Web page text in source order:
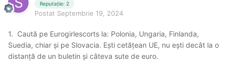
Reputație: 2
Postat Septembrie 19, 2024
1. Caută pe Eurogirlescorts la: Polonia, Ungaria, Finlanda,
Suedia, chiar și pe Slovacia. Ești cetățean UE, nu ești decât la o
distanță de un buletin și câteva sute de euro.